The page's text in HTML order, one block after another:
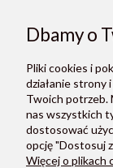
ZAPISZ SIĘ
Zapisując się
Dbamy o
Pliki cookies i
działanie strony
Twoich potrzeb.
nas wszystkich
dostosować
opcję "Dostosuj
Więcej o plikach